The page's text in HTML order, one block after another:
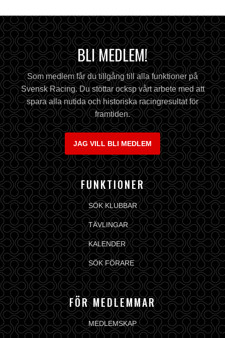
BLI MEDLEM!
Som medlem får du tillgång till alla funktioner på
Svensk Racing. Du stöttar ocksp vårt arbete med att
spara alla nutida och historiska racingresultat för
framtiden.
JAG VILL BLI MEDLEM
FUNKTIONER
SÖK KLUBBAR
TÄVLINGAR
KALENDER
SÖK FÖRARE
FÖR MEDLEMMAR
MEDLEMSKAP